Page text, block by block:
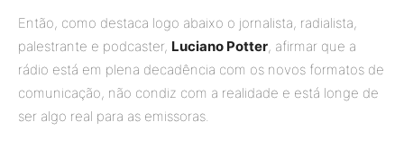
Então, como destaca logo abaixo o jornalista, radialista,
palestrante e podcaster, Luciano Potter, afirmar que a
rádio está em plena decadência com os novos formatos de
comunicação, não condiz com a realidade e está longe de
ser algo real para as emissoras.